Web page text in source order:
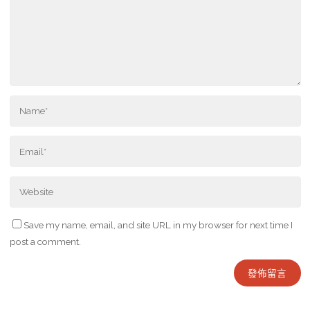
Save my name, email, and site URL in my browser for next time I
post a comment.